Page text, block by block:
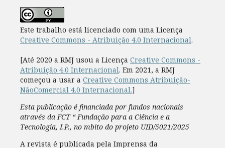
Este trabalho está licenciado com uma Licença
Creative Commons - Atribuição 4.0 Internacional.
[Até 2020 a RMJ usou a Licença Creative Commons -
Atribuição 4.0 Internacional. Em 2021, a RMJ
começou a usar a Creative Commons Atribuição-
NãoComercial 4.0 Internacional.]
Esta publicação é financiada por fundos nacionais
através da FCT “ Fundação para a Ciência e a
Tecnologia, I.P., no mbito do projeto UID/5021/2025
A revista é publicada pela Imprensa da